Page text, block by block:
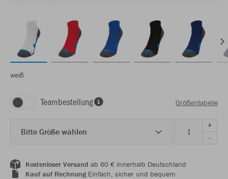
weiß
Teambestellung Größentabelle
Bitte Größe wählen
+
-
Kostenloser Versand ab 60 € innerhalb Deutschland
Kauf auf RechnungEinfach, sicher und bequem